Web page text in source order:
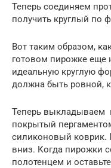
Теперь соединяем
получить круглый по
Вот таким образом,
готовом пирожке еще
идеальную круглую
должна быть ровной,
Теперь выкладываем
покрытый
силиконовый
вниз. Когда пирожки
полотенцем и